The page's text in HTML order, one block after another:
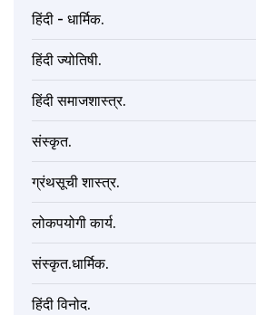
हिंदी - धार्मिक.
हिंदी ज्योतिषी.
हिंदी समाजशास्त्र.
संस्कृत.
ग्रंथसूची शास्त्र.
लोकपयोगी कार्य.
संस्कृत.धार्मिक.
हिंदी विनोद.